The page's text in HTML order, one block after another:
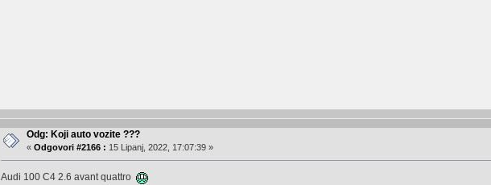
Odg: Koji auto vozite ???
«Odgovori #2166 : 15 Lipanj, 2022, 17:07:39 »
Audi 100 C4 2.6 avant quattro